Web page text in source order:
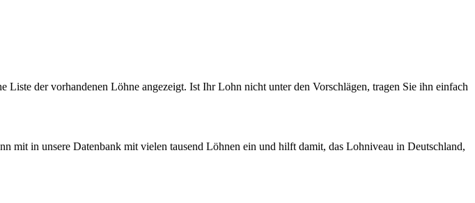
der vorhandenen Löhne angezeigt. Ist Ihr Lohn nicht unter den Vorschlägen, tragen Sie ihn einfach
in unsere Datenbank mit vielen tausend Löhnen ein und hilft damit, das Lohniveau in Deutschland,